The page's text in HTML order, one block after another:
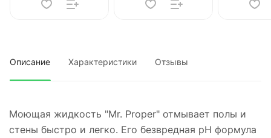
Описание Характеристики Отзывы
Моющая жидкость "Mr. Proper" отмывает полы и
стены быстро и легко. Его безвредная рН формула